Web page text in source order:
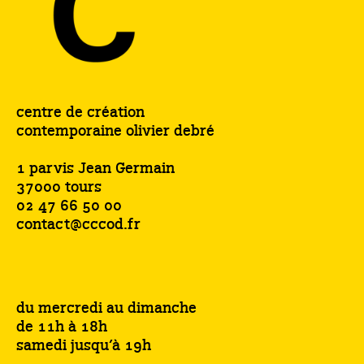
centre de création
contemporaine olivier debré
1 parvis Jean Germain
37000 tours
02 47 66 50 00
contact@cccod.fr
du mercredi au dimanche
de 11h à 18h
samedi jusqu’à 19h